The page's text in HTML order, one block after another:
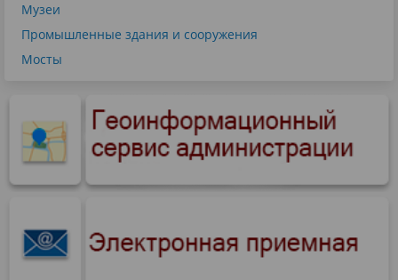
Музеи
Промышленные здания и сооружения
Мосты